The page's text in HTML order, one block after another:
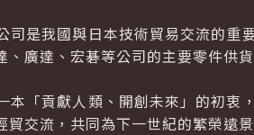
是我國與日本技術貿易交流的重
廣達、宏碁等公司的主要零件供貨
「貢獻人類、開創未來」的初衷
交流，共同為下一世紀的繁榮遠景